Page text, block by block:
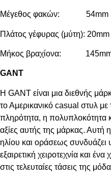
Μέγεθος φακών: 54mm
Πλάτος γέφυρας (μύτη): 20mm
Μήκος βραχίονα:
GANT
Η GANT είναι μια διεθνής
το Αμερικανικό casual στυλ
πληρότητα, η πολυπλοκότητα
αξίες αυτής της μάρκας. Αυτή
ηλίου και οράσεως συνδυάζει
εξαιρετική χειροτεχνία και
στις τελευταίες τάσεις της